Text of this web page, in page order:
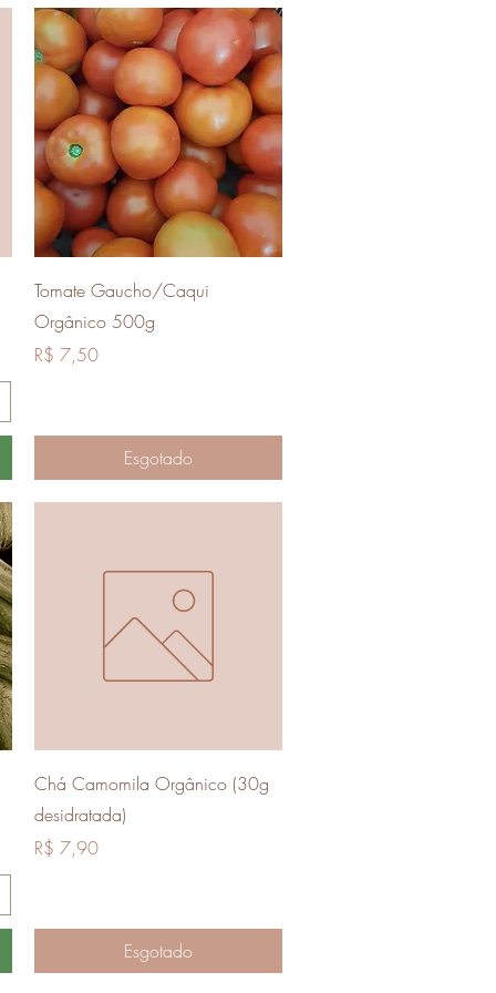
Visualização rápida
Tomate Gaucho/Caqui
Orgânico 500g
Preço
R$ 7,50
Esgotado
Visualização rápida
Chá Camomila Orgânico (30g
desidratada)
Preço
R$ 7,90
Esgotado